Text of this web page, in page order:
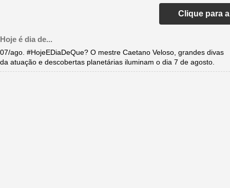
Clique para
Hoje é dia de...
07/ago. #HojeEDiaDeQue? O mestre Caetano Veloso, grandes divas
da atuação e descobertas planetárias iluminam o dia 7 de agosto.